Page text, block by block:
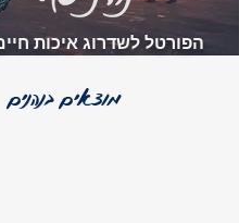
הפורטל לשדרוג איכות חיים ופנאי